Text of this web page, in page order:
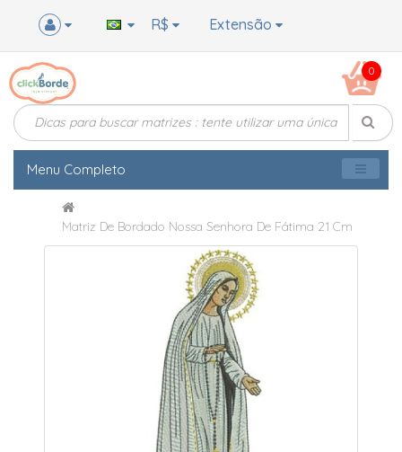
Extensão
R$
0
Menu Completo
Matriz De Bordado Nossa Senhora De Fátima 21 Cm